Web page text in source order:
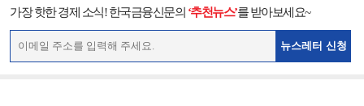
가장 핫한 경제 소식! 한국금융신문의 ‘추천뉴스’를 받아보세요~
뉴스레터 신청